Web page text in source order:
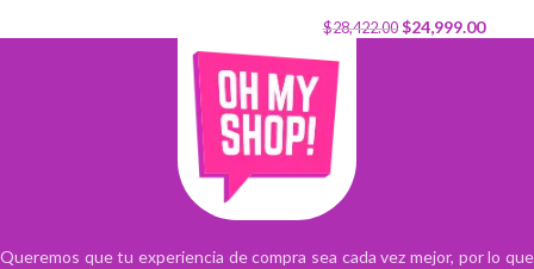
$28,422.00 $24,999.00
Queremos que tu experiencia de compra sea cada vez mejor, por lo que